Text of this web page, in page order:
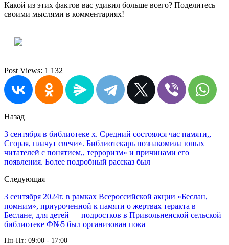
Какой из этих фактов вас удивил больше всего? Поделитесь
своими мыслями в комментариях!
Post Views: 1 132
Назад
3 сентября в библиотеке х. Средний состоялся час памяти,,
Сгорая, плачут свечи». Библиотекарь познакомила юных
читателей с понятием,, терроризм» и причинами его
появления. Более подробный рассказ был
Следующая
3 сентября 2024г. в рамках Всероссийской акции «Беслан,
помним», приуроченной к памяти о жертвах теракта в
Беслане, для детей — подростков в Привольненской сельской
библиотеке Ф№5 был организован пока
Пн-Пт: 09:00 - 17:00